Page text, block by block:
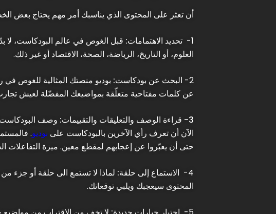
أن تعثر على المحتوى الذي يناسبك أمر مهم يحتاج بعض
1- تحديد الاهتمامات: قبل الغوص في عالم البودكاست، لا
العلوم، أو التاريخ، الرياضة، الصحة، الاقتصاد أو غير ذلك.
2- البحث عن بودكاست: بوديو منصتك المثالية للغوص في
عن كلمات مفتاحية متعلّقة بمواضيعك المفضّلة لعيش
3- قراءة الوصف والتعليقات والتقييمات: وصف البودكاست
الآن أن تعرف رأي الآخرين بالبودكاست على بوديو.
حتى أن يعبّروا عن إعجابهم لمقطع معين. ميزة التفاعلات
4- الاستماع إلى حلقة: لماذا لا تستمع الى حلقة أو جزء
المحتوى سيعجبك ويلبي توقعاتك.